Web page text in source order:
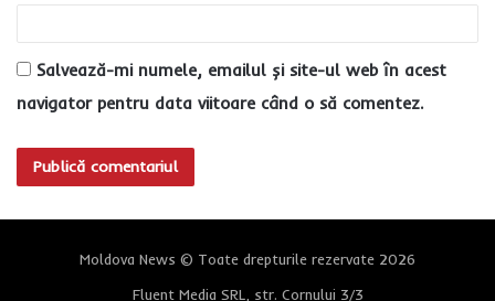
Salvează-mi numele, emailul și site-ul web în acest
navigator pentru data viitoare când o să comentez.
Moldova News © Toate drepturile rezervate 2026
Fluent Media SRL, str. Cornului 3/3